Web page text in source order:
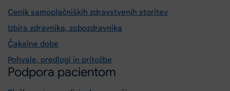
Cenik samoplačniških zdravstvenih storitev
Izbira zdravnika, zobozdravnika
Čakalne dobe
Pohvale, predlogi in pritožbe
Podpora pacientom